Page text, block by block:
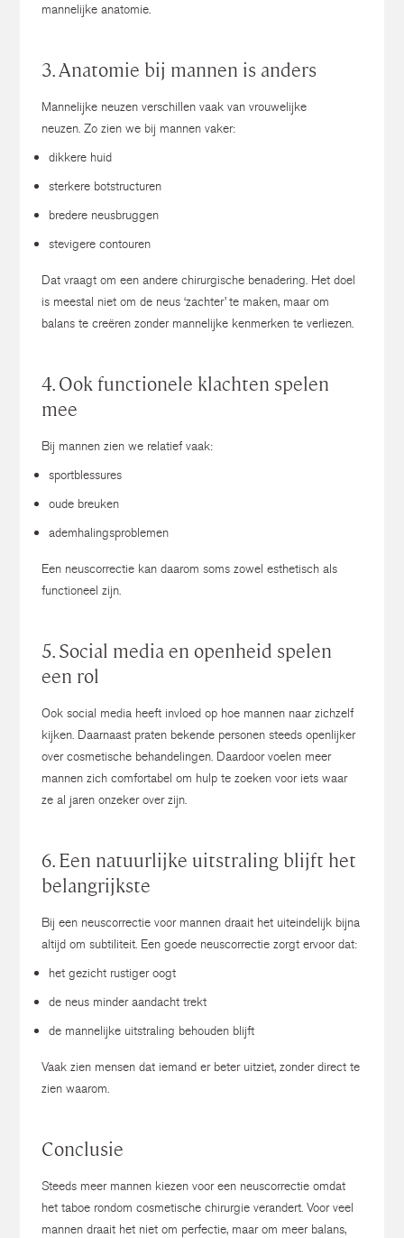
mannelijke anatomie.
3. Anatomie bij mannen is anders
Mannelijke neuzen verschillen vaak van vrouwelijke
neuzen.Zo zien we bij mannen vaker:
dikkere huid
sterkere botstructuren
bredere neusbruggen
stevigere contouren
Dat vraagt om een andere chirurgische benadering. Het doel
is meestal niet om de neus ‘zachter’ te maken, maar om
balans te creëren zonder mannelijke kenmerken te verliezen.
4. Ook functionele klachten spelen
mee
Bij mannen zien we relatief vaak:
sportblessures
oude breuken
ademhalingsproblemen
Een neuscorrectie kan daarom soms zowel esthetisch als
functioneel zijn.
5. Social media en openheid spelen
een rol
Ook social media heeft invloed op hoe mannen naar zichzelf
kijken. Daarnaast praten bekende personen steeds openlijker
over cosmetische behandelingen. Daardoor voelen meer
mannen zich comfortabel om hulp te zoeken voor iets waar
ze al jaren onzeker over zijn.
6. Een natuurlijke uitstraling blijft het
belangrijkste
Bij een neuscorrectie voor mannen draait het uiteindelijk bijna
altijd om subtiliteit. Een goede neuscorrectie zorgt ervoor dat:
het gezicht rustiger oogt
de neus minder aandacht trekt
de mannelijke uitstraling behouden blijft
Vaak zien mensen dat iemand er beter uitziet, zonder direct te
zien waarom.
Conclusie
Steeds meer mannen kiezen voor een neuscorrectie omdat
het taboe rondom cosmetische chirurgie verandert.Voor veel
mannen draait het niet om perfectie, maar om meer balans,